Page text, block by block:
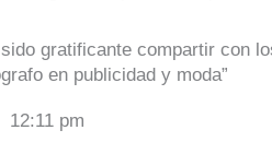
gratificante compartir con
en publicidad y moda”
12:11 pm